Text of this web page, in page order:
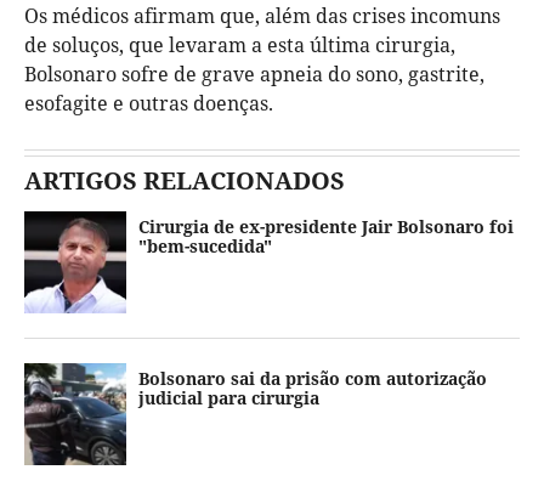
Os médicos afirmam que, além das crises incomuns
de soluços, que levaram a esta última cirurgia,
Bolsonaro sofre de grave apneia do sono, gastrite,
esofagite e outras doenças.
ARTIGOS RELACIONADOS
Cirurgia de ex-presidente Jair Bolsonaro foi
"bem-sucedida"
Bolsonaro sai da prisão com autorização
judicial para cirurgia